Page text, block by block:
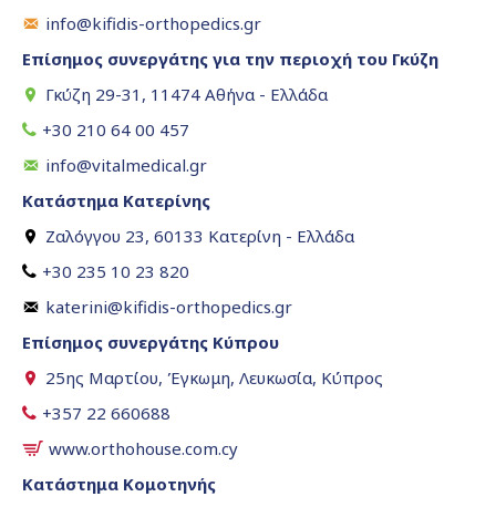
info@kifidis-orthopedics.gr
Επίσημος συνεργάτης για την περιοχή του Γκύζη
Γκύζη 29-31, 11474 Αθήνα - Ελλάδα
+30 210 64 00 457
info@vitalmedical.gr
Κατάστημα Κατερίνης
Ζαλόγγου 23, 60133 Κατερίνη - Ελλάδα
+30 235 10 23 820
katerini@kifidis-orthopedics.gr
Επίσημος συνεργάτης Κύπρου
25ης Μαρτίου, Έγκωμη, Λευκωσία, Κύπρος
+357 22 660688
www.orthohouse.com.cy
Κατάστημα Κομοτηνής